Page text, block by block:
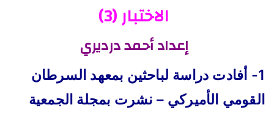
الاختبار (3)
إعداد أحمد درديري
1- أفادت دراسة لباحثين بمعهد السرطان
القومي الأميركي – نشرت بمجلة الجمعية